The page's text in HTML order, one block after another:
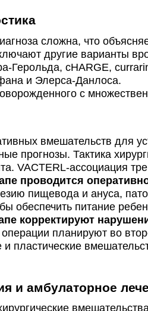
сложна, что
другие варианты
Герольда, сHARGE,
и Элерса-Данлоса.
с
вмешательств для
прогнозы. Тактика
VACTERL-ассоциация
проводится
пищевода и ануса,
обеспечить питание
корректируют
операции планируют во
и пластические
и амбулаторное